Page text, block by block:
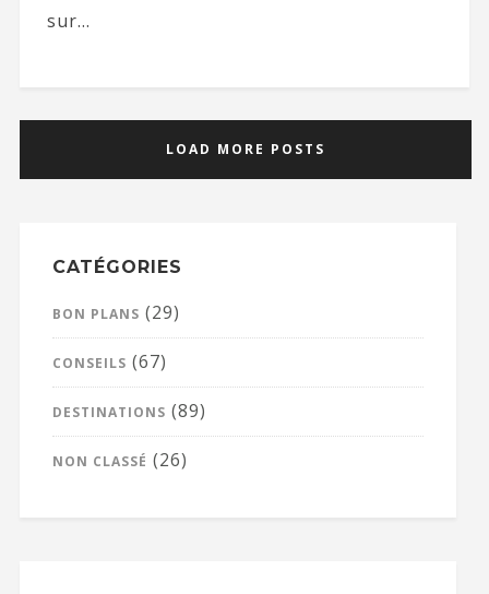
sur...
LOAD MORE POSTS
CATÉGORIES
BON PLANS (29)
CONSEILS (67)
DESTINATIONS (89)
NON CLASSÉ (26)